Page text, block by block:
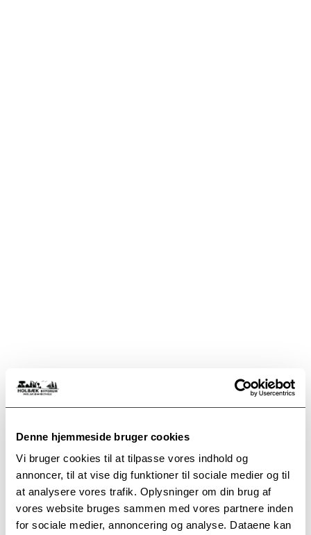
Denne hjemmeside bruger cookies
Vi bruger cookies til at tilpasse vores indhold og
annoncer, til at vise dig funktioner til sociale medier og til
at analysere vores trafik. Oplysninger om din brug af
vores website bruges sammen med vores partnere inden
for sociale medier, annoncering og analyse. Dataene kan